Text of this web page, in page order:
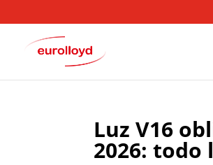
Luz V16
2026: todo